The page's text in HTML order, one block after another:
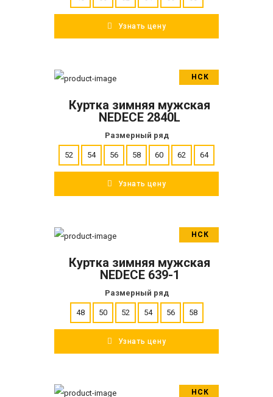
Узнать цену
НСК
ПОДРОБНЕЕ
Куртка зимняя мужская
NEDECE 2840L
Размерный ряд
52 54 56 58 60 62 64
Узнать цену
НСК
ПОДРОБНЕЕ
Куртка зимняя мужская
NEDECE 639-1
Размерный ряд
48 50 52 54 56 58
Узнать цену
НСК